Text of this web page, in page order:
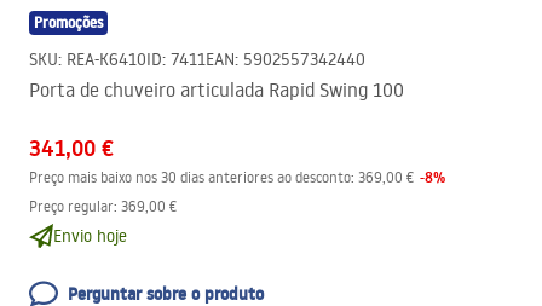
Promoções
SKU: REA-K6410ID: 7411EAN: 5902557342440
Porta de chuveiro articulada Rapid Swing 100
341,00 €
Preço mais baixo nos 30 dias anteriores ao desconto: 369,00 € -8%
Preço regular: 369,00 €
Envio hoje
Perguntar sobre o produto